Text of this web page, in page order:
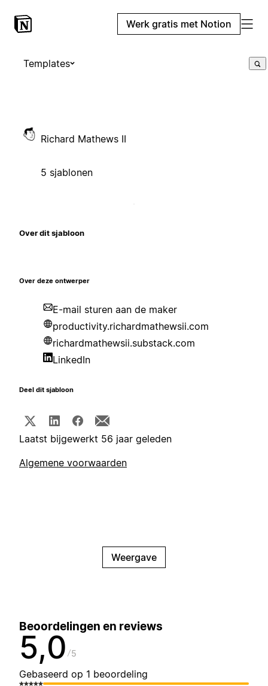
Werk gratis met Notion
Templates
Richard Mathews II
5 sjablonen
Over dit sjabloon
Over deze ontwerper
E-mail sturen aan de maker
productivity.richardmathewsii.com
richardmathewsii.substack.com
LinkedIn
Deel dit sjabloon
Laatst bijgewerkt 56 jaar geleden
Algemene voorwaarden
Weergave
Beoordelingen en reviews
5,0 5
Gebaseerd op 1 beoordeling